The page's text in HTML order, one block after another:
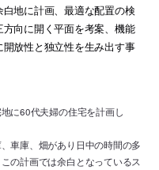
地に計画、最適な配置の検
向に開く平面を考案、機能
放性と独立性を生み出す事
に60代夫婦の住宅を計画し
車庫、畑があり日中の時間の多
の計画では余白となっているス